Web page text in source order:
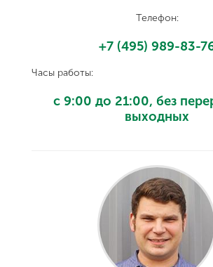
Телефон:
+7 (495) 989-83-
Часы работы:
с 9:00 до 21:00, без
выходных